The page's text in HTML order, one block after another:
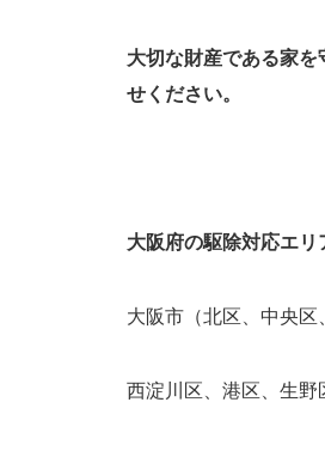
大切な財産である家
せください。
大阪府の駆除対応エリ
大阪市（北区、中央
西淀川区、港区、生野